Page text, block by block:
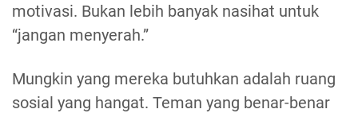
motivasi. Bukan lebih banyak nasihat untuk
“jangan menyerah.”
Mungkin yang mereka butuhkan adalah ruang
sosial yang hangat. Teman yang benar-benar